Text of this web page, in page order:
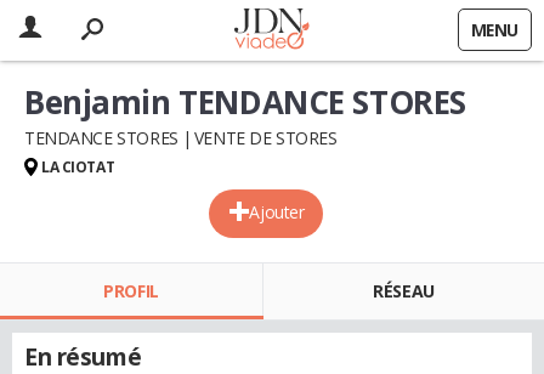
MENU
Ajouter
Benjamin TENDANCE STORES
TENDANCE STORES VENTE DE STORES
LA CIOTAT
PROFIL RÉSEAU
En résumé